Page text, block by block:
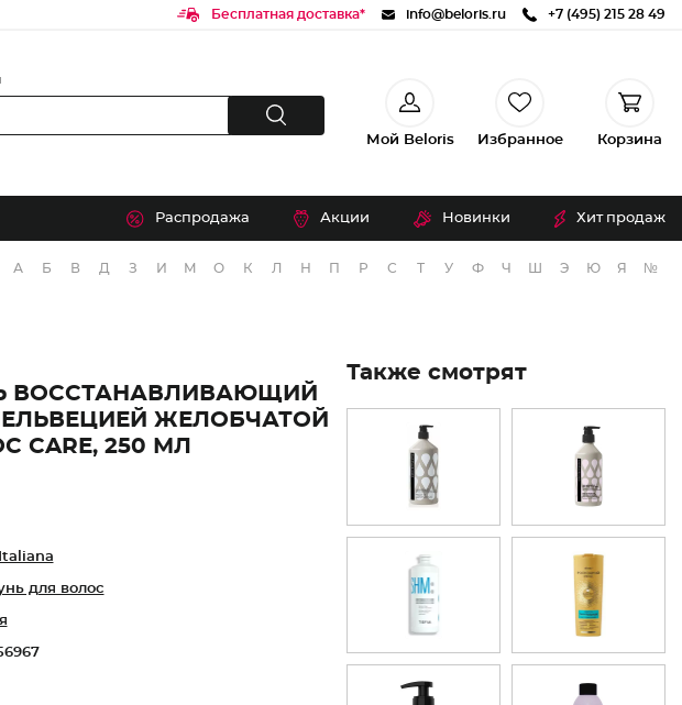
Бесплатная доставка* info@beloris.ru +7 (495) 215 28 49
Мой Beloris Избранное Корзина
Распродажа Акции Новинки Хит продаж
А Б В Д З И М О К Л Н П Р С Т У Ф Ч Э Ю Я №
ВОССТАНАВЛИВАЮЩИЙ
ЖЕЛОБЧАТОЙ
CARE, 250 МЛ
для волос
Также смотрят